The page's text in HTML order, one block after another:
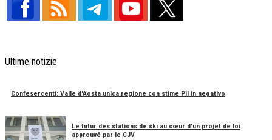
Ultime notizie
Confesercenti: Valle d'Aosta unica regione con stime Pil in negativo
Le futur des stations de ski au cœur d'un projet de loi
approuvé par le CJV